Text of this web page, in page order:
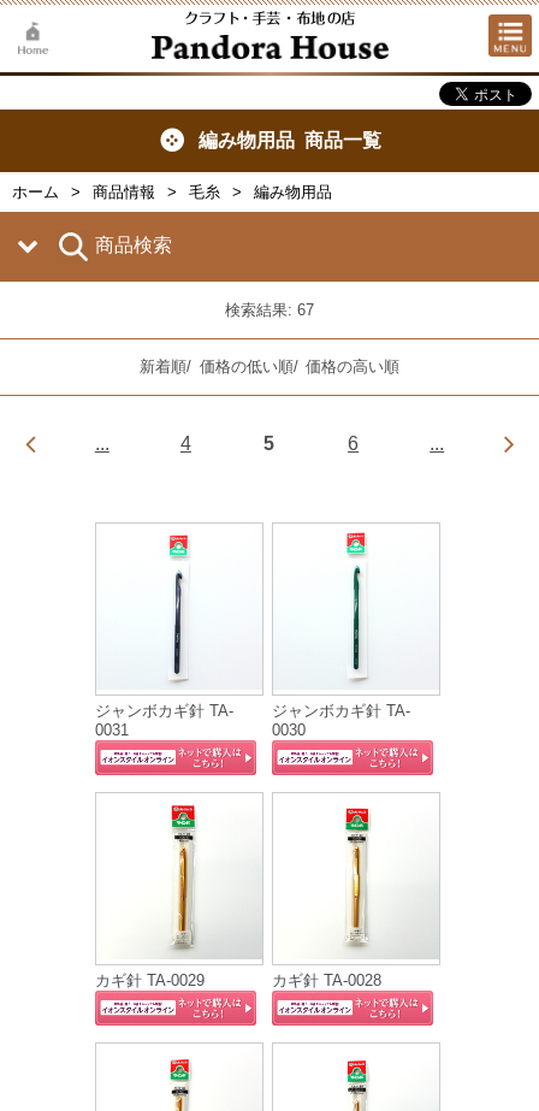
編み物用品 商品一覧
ホーム 商品情報 毛糸 編み物用品
商品検索
検索結果: 67
新着順/ 価格の低い順/ 価格の高い順
... 4 5 6 ...
ジャンボカギ針 TA-
0031
ジャンボカギ針 TA-
0030
カギ針 TA-0029 カギ針 TA-0028